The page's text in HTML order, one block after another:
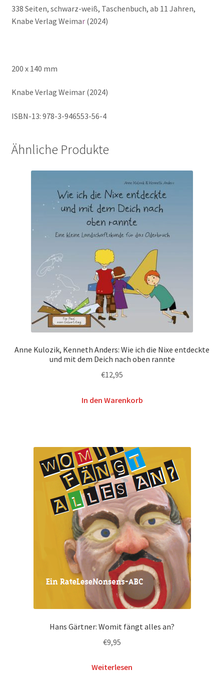
338 Seiten, schwarz-weiß, Taschenbuch, ab 11 Jahren,
Knabe Verlag Weimar(2024)
200 x 140 mm
Knabe Verlag Weimar (2024)
ISBN-13: 978-3-946553-56-4
Ähnliche Produkte
Anne Kulozik, Kenneth Anders: Wie ich die Nixe entdeckte
und mit dem Deich nach oben rannte
€12,95
In den Warenkorb
Hans Gärtner: Womit fängt alles an?
€9,95
Weiterlesen